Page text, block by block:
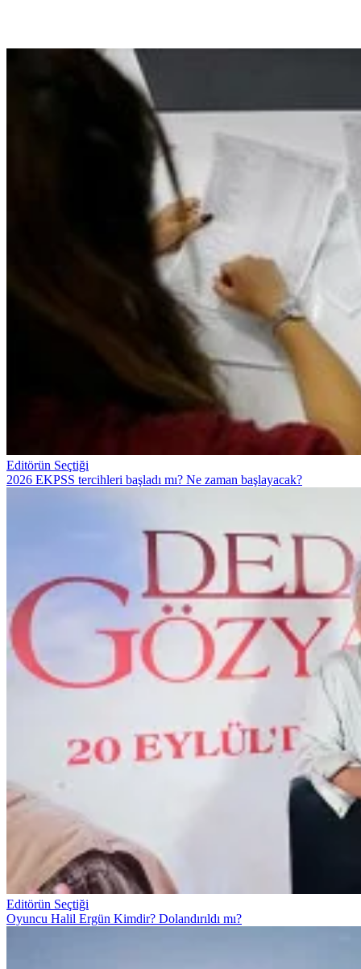
Editörün Seçtiği
2026 EKPSS tercihleri başladı mı? Ne zaman başlayacak?
Editörün Seçtiği
Oyuncu Halil Ergün Kimdir? Dolandırıldı mı?